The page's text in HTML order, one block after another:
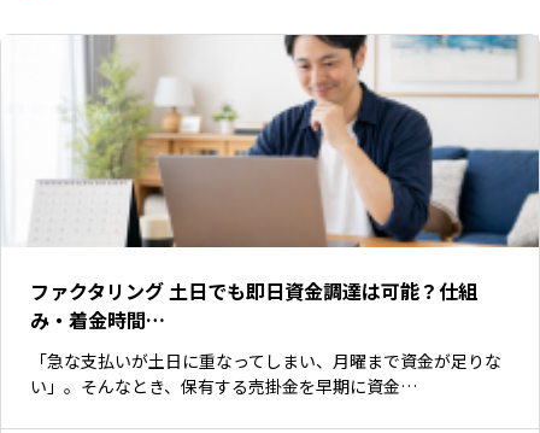
ファクタリング 土日でも即日資金調達は可能？仕組
み・着金時間…
「急な支払いが土日に重なってしまい、月曜まで資金が足りな
い」。そんなとき、保有する売掛金を早期に資金…